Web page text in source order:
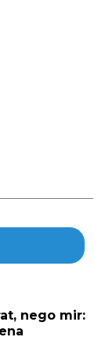
nego mir: